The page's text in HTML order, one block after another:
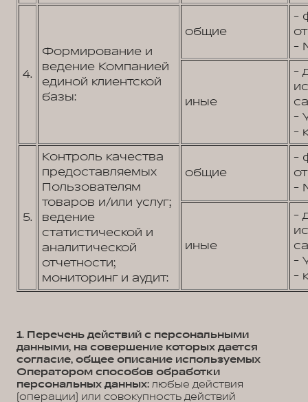
4.
Формирование и
ведение Компанией
единой клиентской
базы:
общие
-
-
иные
-
-
-
5.
Контроль качества
предоставляемых
Пользователям
товаров и/или услуг;
ведение
статистической и
аналитической
отчетности;
мониторинг и аудит:
общие
-
-
иные
-
-
-
1. Перечень действий с персональными
данными, на совершение которых дается
согласие, общее описание используемых
Оператором способов обработки
персональных данных: любые действия
(операции) или совокупность действий